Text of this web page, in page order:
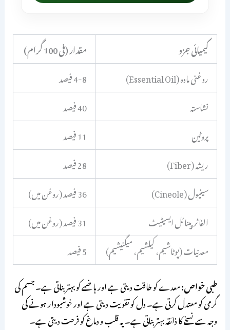
کیمیائی جزو
مقدار (فی 100 گرام)
روغنی مادہ (Essential Oil)
4-8 فیصد
نشاستہ
40 فیصد
پروٹین
11 فیصد
ریشہ (Fiber)
28 فیصد
سینیول (Cineole)
36 فیصد (روغن میں)
الفا ٹرپینائل ایسیٹیٹ
31 فیصد (روغن میں)
معدنیات (پوٹاشیم، کیلشیم، میگنیشیم)
5 فیصد
طبی خواص:معدے کو طاقت دیتی ہے اور ہاضمے کو بہتر بناتی ہے۔ جسم کی
گرمی کو معتدل کرتی ہے۔ دل کو تقویت دیتی ہے اور خوشبودار ہونے کی
وجہ سے نسخے کا ذائقہ بہتر بناتی ہے۔ یہ قلب و دماغ کو فرحت دیتی ہے۔